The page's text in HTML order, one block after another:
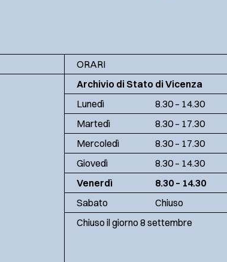
ORARI
Archivio di Stato di Vicenza
Lunedì
8.30 – 14.30
Martedì
8.30 – 17.30
Mercoledì
8.30 – 17.30
Giovedì
8.30 – 14.30
Venerdì
8.30 – 14.30
Sabato
Chiuso
Chiuso il giorno 8 settembre